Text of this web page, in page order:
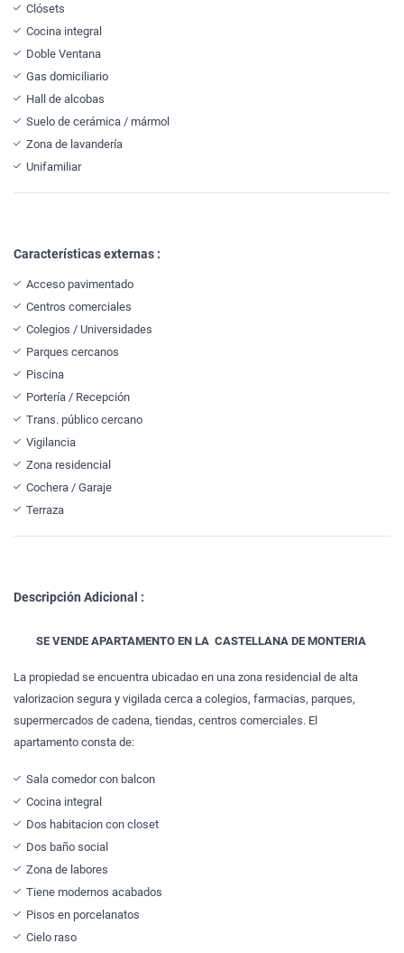
Clósets
Cocina integral
Doble Ventana
Gas domiciliario
Hall de alcobas
Suelo de cerámica / mármol
Zona de lavandería
Unifamiliar
Características externas :
Acceso pavimentado
Centros comerciales
Colegios / Universidades
Parques cercanos
Piscina
Portería / Recepción
Trans. público cercano
Vigilancia
Zona residencial
Cochera / Garaje
Terraza
Descripción Adicional :
SE VENDE APARTAMENTO EN LA CASTELLANA DE MONTERIA
La propiedad se encuentra ubicadao en una zona residencial de alta
valorizacion segura y vigilada cerca a colegios, farmacias, parques,
supermercados de cadena, tiendas, centros comerciales. El
apartamento consta de:
Sala comedor con balcon
Cocina integral
Dos habitacion con closet
Dos baño social
Zona de labores
Tiene modernos acabados
Pisos en porcelanatos
Cielo raso